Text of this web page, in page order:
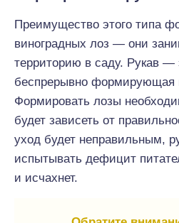
Преимущество этого типа
виноградных лоз — они
территорию в саду. Рукав —
беспрерывно формирующая
Формировать лозы
будет зависеть от
уход будет неправильным,
испытывать дефицит
и исчахнет.